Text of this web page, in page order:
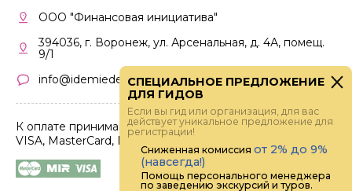
Кабинет партнера
Правила участия
ООО "Финансовая инициатива"
394036, г. Воронеж, ул. Арсенальная, д. 4А, помещ.
9/1
info@idemiedem.ru
К оплате принимаются карты
VISA, MasterCard, МИР
СПЕЦИАЛЬНОЕ ПРЕДЛОЖЕНИЕ
ДЛЯ ГИДОВ
Если вы гид или организация, для вас
действует уникальное предложение для
регистрации!
Сниженная комиссия от 2% до 9%
(навсегда!)
Помощь персонального менеджера
по заведению экскурсий и туров.